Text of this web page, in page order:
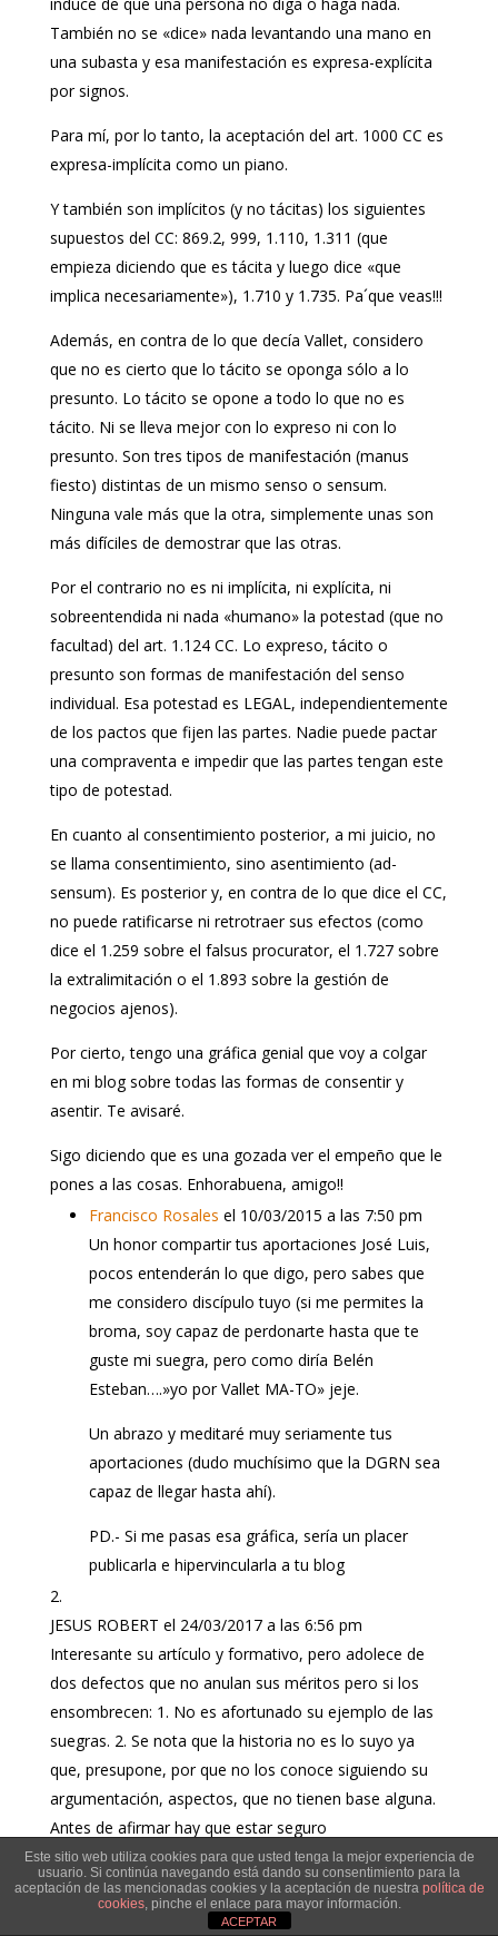
También no se «dice» nada levantando una mano en
una subasta y esa manifestación es expresa-explícita
por signos.
Para mí, por lo tanto, la aceptación del art. 1000 CC es
expresa-implícita como un piano.
Y también son implícitos (y no tácitas) los siguientes
supuestos del CC: 869.2, 999, 1.110, 1.311 (que
empieza diciendo que es tácita y luego dice «que
implica necesariamente»), 1.710 y 1.735. Pa´que veas!!!
Además, en contra de lo que decía Vallet, considero
que no es cierto que lo tácito se oponga sólo a lo
presunto. Lo tácito se opone a todo lo que no es
tácito. Ni se lleva mejor con lo expreso ni con lo
presunto. Son tres tipos de manifestación (manus
fiesto) distintas de un mismo senso o sensum.
Ninguna vale más que la otra, simplemente unas son
más difíciles de demostrar que las otras.
Por el contrario no es ni implícita, ni explícita, ni
sobreentendida ni nada «humano» la potestad (que no
facultad) del art. 1.124 CC. Lo expreso, tácito o
presunto son formas de manifestación del senso
individual. Esa potestad es LEGAL, independientemente
de los pactos que fijen las partes. Nadie puede pactar
una compraventa e impedir que las partes tengan este
tipo de potestad.
En cuanto al consentimiento posterior, a mi juicio, no
se llama consentimiento, sino asentimiento (ad-
sensum). Es posterior y, en contra de lo que dice el CC,
no puede ratificarse ni retrotraer sus efectos (como
dice el 1.259 sobre el falsus procurator, el 1.727 sobre
la extralimitación o el 1.893 sobre la gestión de
negocios ajenos).
Por cierto, tengo una gráfica genial que voy a colgar
en mi blog sobre todas las formas de consentir y
asentir. Te avisaré.
Sigo diciendo que es una gozada ver el empeño que le
pones a las cosas. Enhorabuena, amigo!!
Francisco Rosales el 10/03/2015 a las 7:50 pm
Un honor compartir tus aportaciones José Luis,
pocos entenderán lo que digo, pero sabes que
me considero discípulo tuyo (si me permites la
broma, soy capaz de perdonarte hasta que te
guste mi suegra, pero como diría Belén
Esteban….»yo por Vallet MA-TO» jeje.
Un abrazo y meditaré muy seriamente tus
aportaciones (dudo muchísimo que la DGRN sea
capaz de llegar hasta ahí).
PD.- Si me pasas esa gráfica, sería un placer
publicarla e hipervincularla a tu blog
JESUS ROBERT el 24/03/2017 a las 6:56 pm
Interesante su artículo y formativo, pero adolece de
dos defectos que no anulan sus méritos pero si los
ensombrecen: 1. No es afortunado su ejemplo de las
suegras. 2. Se nota que la historia no es lo suyo ya
que, presupone, por que no los conoce siguiendo su
argumentación, aspectos, que no tienen base alguna.
Antes de afirmar hay que estar seguro
En fin, decía mi abuela que el que mucho abarca poco
aprieta. O, lo que es lo mismo, zapatero a tus zapatos.
Si le escribo esto es por que lo creo capaz de
Este sitio web utiliza cookies para que usted tenga la mejor experiencia de
usuario. Si continúa navegando está dando su consentimiento para la
aceptación de las mencionadas cookies y la aceptación de nuestra política de
cookies, pinche el enlace para mayor información.
ACEPTAR